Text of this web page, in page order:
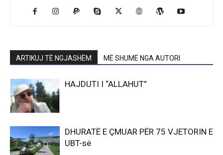
ARTIKUJ TË NGJASHËM MË SHUMË NGA AUTORI
HAJDUTI I “ALLAHUT”
DHURATË E ÇMUAR PËR 75 VJETORIN E
UBT-së